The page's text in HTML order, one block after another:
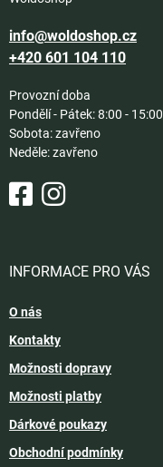
info@woldoshop.cz
+420 601 104 110
Provozní doba
Pondělí - Pátek: 8:00 - 15:00
Sobota: zavřeno
Neděle: zavřeno
INFORMACE PRO VÁS
O nás
Kontakty
Možnosti dopravy
Možnosti platby
Dárkové poukazy
Obchodní podmínky